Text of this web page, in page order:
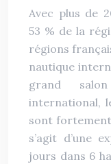
Avec plus de
53 % de la
régions
nautique
grand
international,
sont
s’agit d’une
jours dans 6